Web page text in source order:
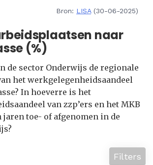
Bron: LISA(30-06-2025)
naar
(%)
de sector Onderwijs de regionale
het werkgelegenheidsaandeel
In hoeverre is het
van zzp’ers en het MKB
jaren toe- of afgenomen in de
Filters